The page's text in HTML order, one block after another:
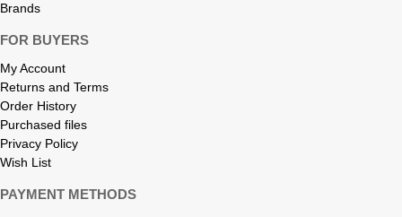
Brands
FOR BUYERS
My Account
Returns and Terms
Order History
Purchased files
Privacy Policy
Wish List
PAYMENT METHODS